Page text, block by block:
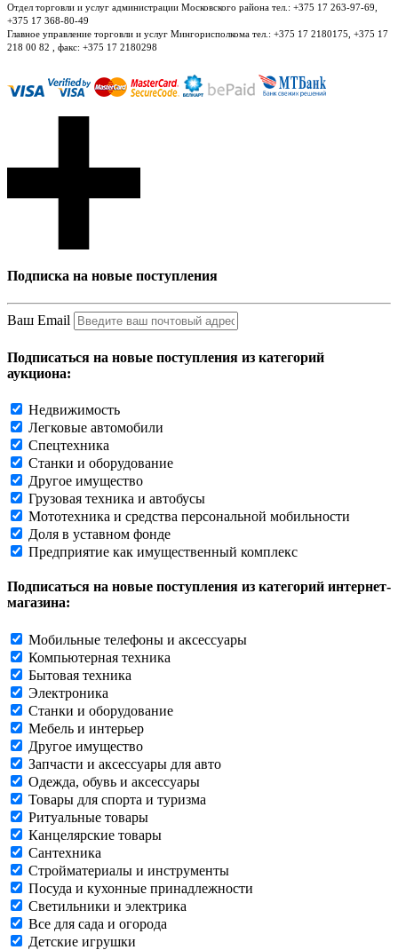
Отдел торговли и услуг администрации Московского района тел.: +375 17 263-97-69,
+375 17 368-80-49
Главное управление торговли и услуг Мингорисполкома тел.: +375 17 2180175, +375 17
218 00 82 , факс: +375 17 2180298
Подписка на новые поступления
Ваш Email
Подписаться на новые поступления из категорий
аукциона:
Недвижимость
Легковые автомобили
Спецтехника
Станки и оборудование
Другое имущество
Грузовая техника и автобусы
Мототехника и средства персональной мобильности
Доля в уставном фонде
Предприятие как имущественный комплекс
Подписаться на новые поступления из категорий интернет-
магазина:
Мобильные телефоны и аксессуары
Компьютерная техника
Бытовая техника
Электроника
Станки и оборудование
Мебель и интерьер
Другое имущество
Запчасти и аксессуары для авто
Одежда, обувь и аксессуары
Товары для спорта и туризма
Ритуальные товары
Канцелярские товары
Сантехника
Стройматериалы и инструменты
Посуда и кухонные принадлежности
Светильники и электрика
Все для сада и огорода
Детские игрушки